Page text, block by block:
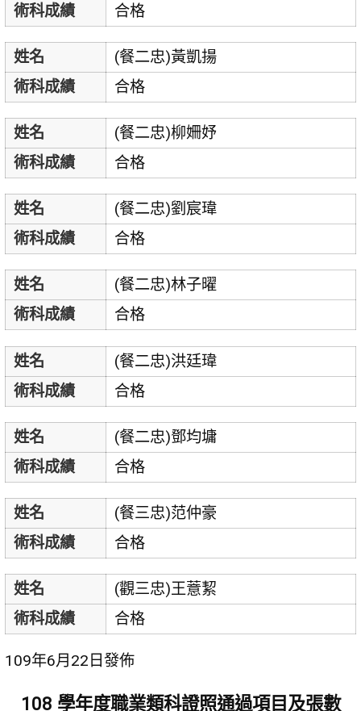
術科成績
合格
姓名
(餐二忠)黃凱揚
術科成績
合格
姓名
(餐二忠)柳姍妤
術科成績
合格
姓名
(餐二忠)劉宸瑋
術科成績
合格
姓名
(餐二忠)林子曜
術科成績
合格
姓名
(餐二忠)洪廷瑋
術科成績
合格
姓名
(餐二忠)鄧均墉
術科成績
合格
姓名
(餐三忠)范仲豪
術科成績
合格
姓名
(觀三忠)王薏絜
術科成績
合格
109年6月22日發佈
108 學年度職業類科證照通過項目及張數